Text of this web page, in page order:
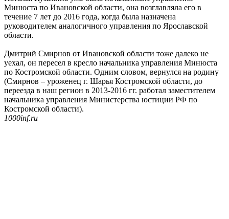
Минюста по Ивановской области, она возглавляла его в
течение 7 лет до 2016 года, когда была назначена
руководителем аналогичного управления по Ярославской
области.
Дмитрий Смирнов от Ивановской области тоже далеко не
уехал, он пересел в кресло начальника управления Минюста
по Костромской области. Одним словом, вернулся на родину
(Смирнов – уроженец г. Шарья Костромской области, до
переезда в наш регион в 2013-2016 гг. работал заместителем
начальника управления Министерства юстиции РФ по
Костромской области).
1000inf.ru